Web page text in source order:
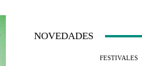
NOVEDADES
FESTIVALES